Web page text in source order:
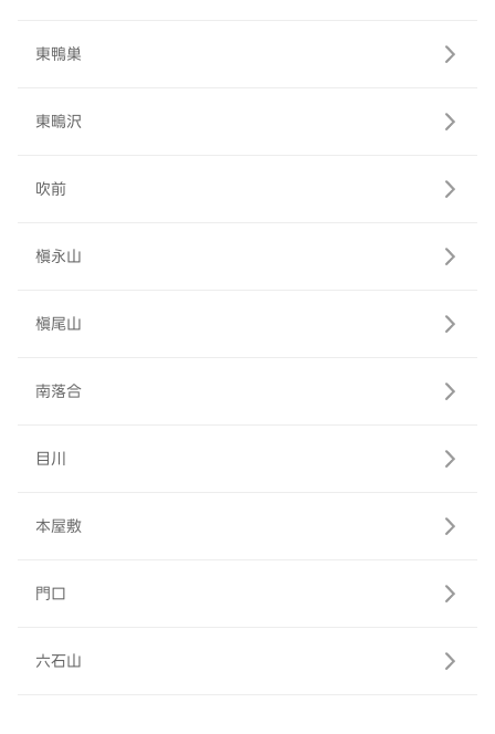
東鴨巣
東鴫沢
吹前
槇永山
槇尾山
南落合
目川
本屋敷
門口
六石山